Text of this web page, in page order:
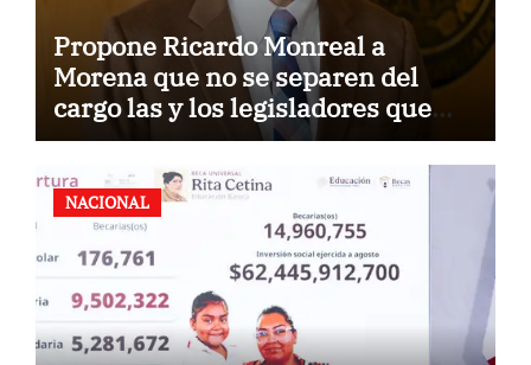
Propone Ricardo Monreal a
Morena que no se separen del
cargo las y los legisladores que
quieren reelegirse
NACIONAL